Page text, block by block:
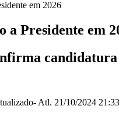
a Presidente em
- Atl. 21/10/2024 21:33